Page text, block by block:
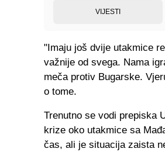
VIJESTI
"Imaju još dvije utakmice
važnije od svega. Nama
meča protiv Bugarske.
o tome.
Trenutno se vodi prepiska
krize oko utakmice sa
čas, ali je situacija zaista